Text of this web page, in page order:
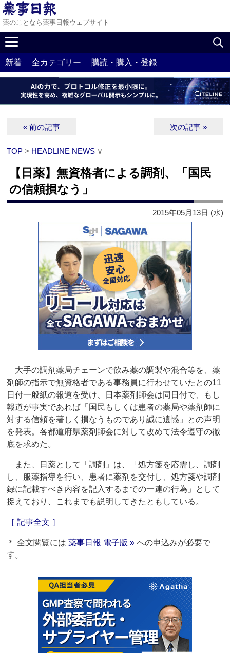
薬のことなら薬事日報ウェブサイト
新着 全カテゴリー 購読・購入・登録
« 前の記事 次の記事 »
TOP > HEADLINE NEWS ∨
【日薬】無資格者による調剤、「国民
の信頼損なう」
2015年05月13日 (水)
大手の調剤薬局チェーンで飲み薬の調製や混合等を、薬
剤師の指示で無資格者である事務員に行わせていたとの11
日付一般紙の報道を受け、日本薬剤師会は同日付で、もし
報道が事実であれば「国民もしくは患者の薬局や薬剤師に
対する信頼を著しく損なうものであり誠に遺憾」との声明
を発表。各都道府県薬剤師会に対して改めて法令遵守の徹
底を求めた。
また、日薬として「調剤」は、「処方箋を応需し、調剤
し、服薬指導を行い、患者に薬剤を交付し、処方箋や調剤
録に記載すべき内容を記入するまでの一連の行為」として
捉えており、これまでも説明してきたともしている。
［ 記事全文 ］
＊ 全文閲覧には薬事日報 電子版 » への申込みが必要で
す。